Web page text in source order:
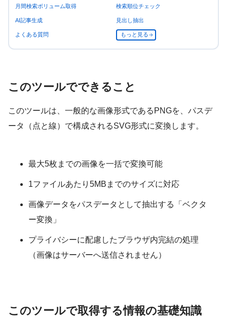
月間検索ボリューム取得 検索順位チェック
AI記事生成 見出し抽出
よくある質問 もっと見る
このツールでできること
このツールは、一般的な画像形式であるPNGを、パスデ
ータ（点と線）で構成されるSVG形式に変換します。
最大5枚までの画像を一括で変換可能
1ファイルあたり5MBまでのサイズに対応
画像データをパスデータとして抽出する「ベクタ
ー変換」
プライバシーに配慮したブラウザ内完結の処理
（画像はサーバーへ送信されません）
このツールで取得する情報の基礎知識